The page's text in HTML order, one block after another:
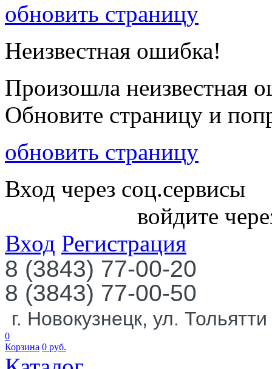
обновить страницу
Неизвестная ошибка!
Произошла неизвестная
Обновите страницу и
обновить страницу
Вход через соц.сервисы
войдите
Вход Регистрация
8 (3843) 77-00-20
8 (3843) 77-00-50
г. Новокузнецк, ул.
0
Корзина 0 руб.